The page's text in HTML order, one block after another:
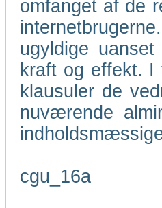
omfanget af de
ugyldige
kraft og effekt.
klausuler de
nuværende
cgu_16a